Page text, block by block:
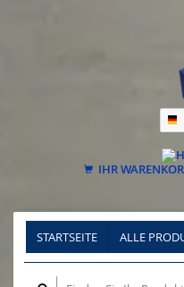
IHR
STARTSEITE ALLE